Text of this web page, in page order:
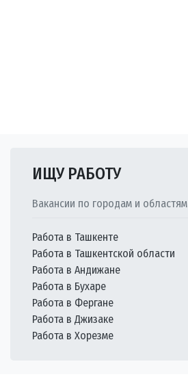
ИЩУ РАБОТУ
Вакансии по городам и областям
Работа в Ташкенте
Работа в Ташкентской области
Работа в Андижане
Работа в Бухаре
Работа в Фергане
Работа в Джизаке
Работа в Хорезме